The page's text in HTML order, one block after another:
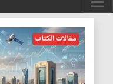
مقالات الكتاب